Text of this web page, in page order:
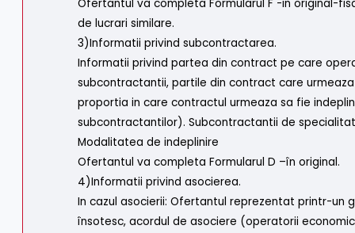
Ofertantul va completa Formularul F -in original-
de lucrari similare.
3)Informatii privind subcontractarea.
Informatii privind partea din contract pe care
subcontractantii, partile din contract care
proportia in care contractul urmeaza sa fie
subcontractantilor). Subcontractantii de
Modalitatea de indeplinire
Ofertantul va completa Formularul D –în original.
4)Informatii privind asocierea.
In cazul asocierii: Ofertantul reprezentat printr-
însotesc, acordul de asociere (operatorii